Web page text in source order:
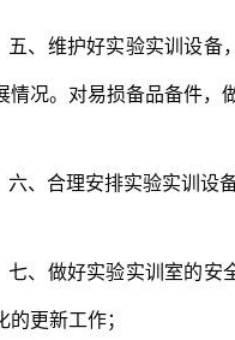
五、维护好实验实训设备
情况。对易损备品备件，
六、合理安排实验实训设
七、做好实验实训室的安
的更新工作；